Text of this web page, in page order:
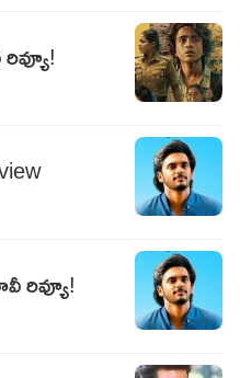
రివ్యూ!